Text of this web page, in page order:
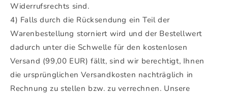
Widerrufsrechts sind.
4) Falls durch die Rücksendung ein Teil der
Warenbestellung storniert wird und der Bestellwert
dadurch unter die Schwelle für den kostenlosen
Versand (99,00 EUR) fällt, sind wir berechtigt, Ihnen
die ursprünglichen Versandkosten nachträglich in
Rechnung zu stellen bzw. zu verrechnen. Unsere